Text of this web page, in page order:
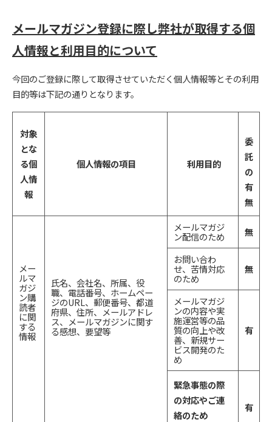
メールマガジン登録に際し弊社が取得する個
人情報と利用目的について
今回のご登録に際して取得させていただく個人情報等とその利用
目的等は下記の通りとなります。
対象
とな
る個
人情
報
個人情報の項目 利用目的
委
託
の
有
無
メー
ルマ
ガジ
ン購
読者
に関
する
情報
氏名、会社名、所属、役
職、電話番号、ホームペー
ジのURL、郵便番号、都道
府県、住所、メールアドレ
ス、メールマガジンに関す
る感想、要望等
メールマガジ
ン配信のため 無
お問い合わ
せ、苦情対応
のため
無
メールマガジ
ンの内容や実
施運営等の品
質の向上や改
善、新規サー
ビス開発のた
め
有
緊急事態の際
の対応やご連
絡のため
有